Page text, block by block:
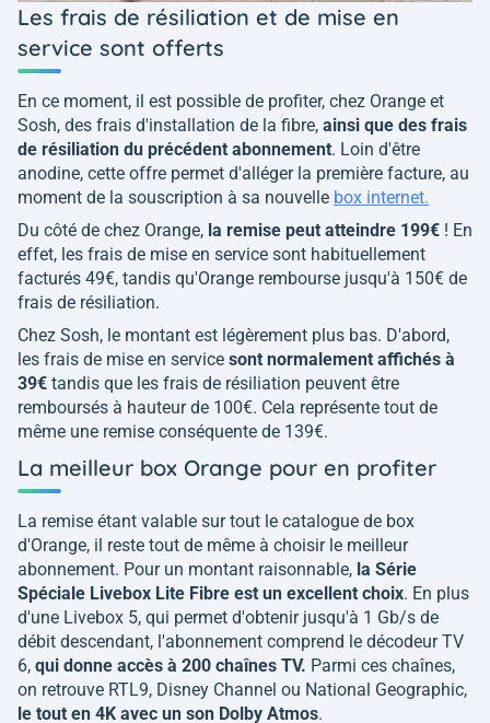
Les frais de résiliation et de mise en
service sont offerts
En ce moment, il est possible de profiter, chez Orange et
Sosh, des frais d'installation de la fibre, ainsi que des frais
de résiliation du précédent abonnement. Loin d'être
anodine, cette offre permet d'alléger la première facture, au
moment de la souscription à sa nouvelle box internet.
Du côté de chez Orange, la remise peut atteindre 199€ ! En
effet, les frais de mise en service sont habituellement
facturés 49€, tandis qu'Orange rembourse jusqu'à 150€ de
frais de résiliation.
Chez Sosh, le montant est légèrement plus bas. D'abord,
les frais de mise en service sont normalement affichés à
39€ tandis que les frais de résiliation peuvent être
remboursés à hauteur de 100€. Cela représente tout de
même une remise conséquente de 139€.
La meilleur box Orange pour en profiter
La remise étant valable sur tout le catalogue de box
d'Orange, il reste tout de même à choisir le meilleur
abonnement. Pour un montant raisonnable, la Série
Spéciale Livebox Lite Fibre est un excellent choix. En plus
d'une Livebox 5, qui permet d'obtenir jusqu'à 1 Gb/s de
débit descendant, l'abonnement comprend le décodeur TV
6, qui donne accès à 200 chaînes TV. Parmi ces chaînes,
on retrouve RTL9, Disney Channel ou National Geographic,
le tout en 4K avec un son Dolby Atmos.